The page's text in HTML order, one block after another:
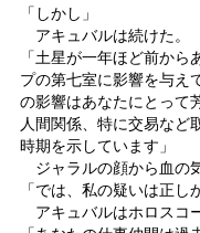
「しかし」
アキュバルは続けた。
「土星が一年ほど前から
プの第七室に影響を与え
の影響はあなたにとって
人間関係、特に交易など
時期を示しています」
ジャラルの顔から血の
「では、私の疑いは正し
アキュバルはホロスコ